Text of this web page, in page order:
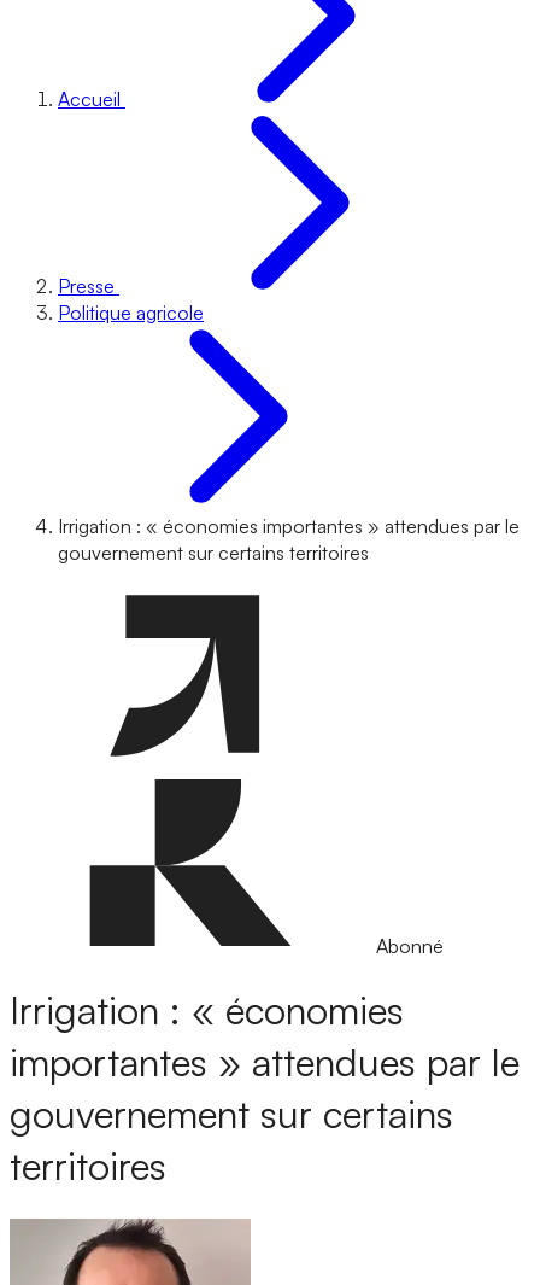
Accueil
Presse
Politique agricole
Irrigation : « économies importantes » attendues par le
gouvernement sur certains territoires
Abonné
Irrigation : « économies
importantes » attendues par le
gouvernement sur certains
territoires